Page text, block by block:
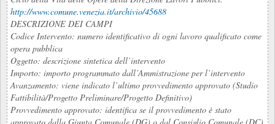
http://www.comune.venezia.it/archivio/45688
DESCRIZIONE DEI CAMPI
Codice Intervento: numero identificativo di ogni lavoro qualificato come
opera pubblica
Oggetto: descrizione sintetica dell’intervento
Importo: importo programmato dall’Ammistrazione per l’intervento
Avanzamento: viene indicato l’ultimo provvedimento approvato (Studio
Fattibilità/Progetto Preliminare/Progetto Definitivo)
Provvedimento approvato: identifica se il provvedimento è stato